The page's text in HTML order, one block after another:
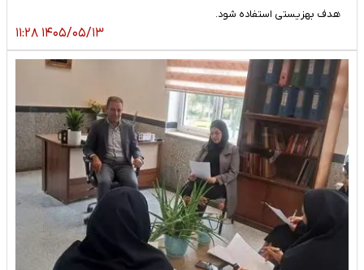
هدف بهزیستی استفاده شود.
۱۴۰۵/۰۵/۱۳ ۱۱:۲۸